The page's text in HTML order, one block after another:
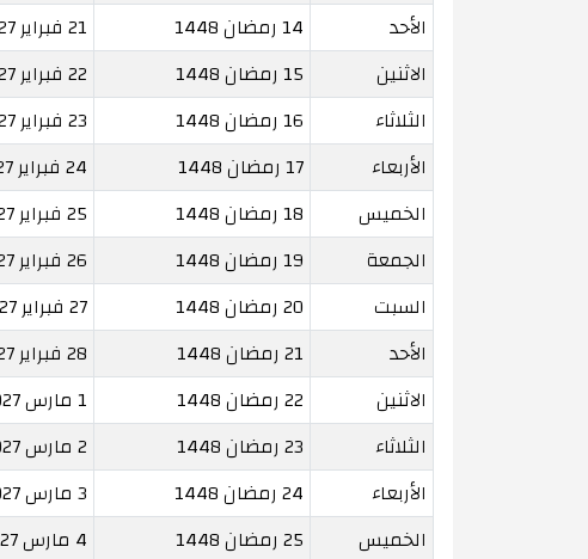
الأحد
14 رمضان 1448 21 فبراير 2027
الاثنين
15 رمضان 1448 22 فبراير 2027
الثلاثاء
16 رمضان 1448 23 فبراير 2027
الأربعاء
17 رمضان 1448 24 فبراير 2027
الخميس
18 رمضان 1448 25 فبراير 2027
الجمعة
19 رمضان 1448 26 فبراير 2027
السبت
20 رمضان 1448 27 فبراير 2027
الأحد
21 رمضان 1448 28 فبراير 2027
الاثنين
22 رمضان 1448 1 مارس 2027
الثلاثاء
23 رمضان 1448 2 مارس 2027
الأربعاء
24 رمضان 1448 3 مارس 2027
الخميس
25 رمضان 1448 4 مارس 2027